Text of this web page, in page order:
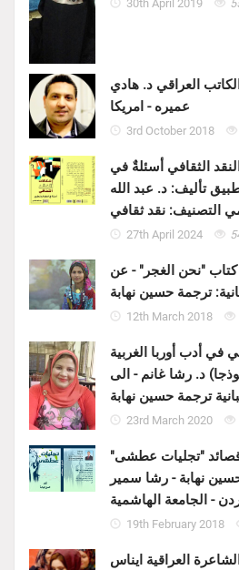
30th April 2019
العراقي د. هادي
عميره - امريكا
3rd October 2018
الثقافي أسئلةٌ في
تأليف: د. عبد الله
التصنيف: نقد ثقافي
27th April 2024
كتاب "نحن الغجر" - عن
ترجمة حسين نهابة
12th March 2018
في أدب أوربا الغربية
د. رشا غانم - الى
ترجمة حسين نهابة
23rd March 2020
"تجليات عطشى"
نهابة - رشا سمير
- الجامعة الهاشمية
19th February 2018
العراقية ايناس